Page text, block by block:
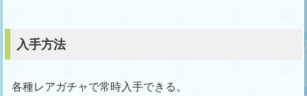
入手方法
各種レアガチャで常時入手できる。